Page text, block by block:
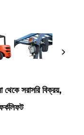
সরাসরি বিক্রয়,